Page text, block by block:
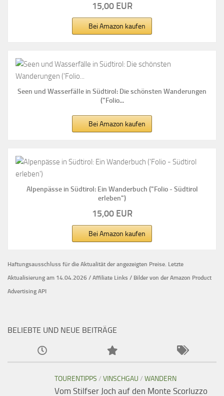
15,00 EUR
Bei Amazon kaufen
Seen und Wasserfälle in Südtirol: Die schönsten Wanderungen
("Folio...
Bei Amazon kaufen
Alpenpässe in Südtirol: Ein Wanderbuch ("Folio - Südtirol
erleben")
15,00 EUR
Bei Amazon kaufen
Haftungsausschluss für die Aktualität der angezeigten Preise. Letzte
Aktualisierung am 14.04.2026 / Affiliate Links / Bilder von der Amazon Product
Advertising API
BELIEBTE UND NEUE BEITRÄGE
TOURENTIPPS / VINSCHGAU / WANDERN
Vom Stilfser Joch auf den Monte Scorluzzo